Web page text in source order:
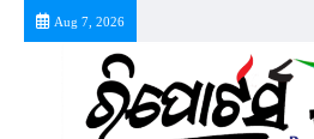
Aug 7, 2026